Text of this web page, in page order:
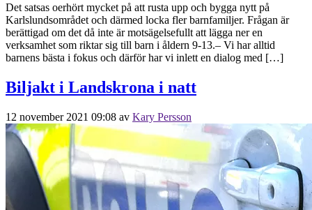
Det satsas oerhört mycket på att rusta upp och bygga nytt på
Karlslundsområdet och därmed locka fler barnfamiljer. Frågan är
berättigad om det då inte är motsägelsefullt att lägga ner en
verksamhet som riktar sig till barn i åldern 9-13.– Vi har alltid
barnens bästa i fokus och därför har vi inlett en dialog med […]
Biljakt i Landskrona i natt
12 november 2021 09:08 av Kary Persson